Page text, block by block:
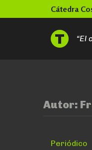
Skip
to
Cátedra
“El
Autor:
Periódico